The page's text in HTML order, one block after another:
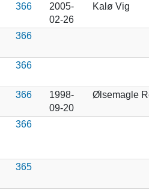
366
2005-
02-26
Kalø Vig
366
366
366
1998-
09-20
Ølsemagle
366
365